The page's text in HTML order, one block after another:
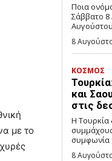
με το
Ποια
Σάββατο
Αυγούστου
8
ΚΟΣΜΟΣ
και
στις
Η Τουρκία
συμφωνία
8